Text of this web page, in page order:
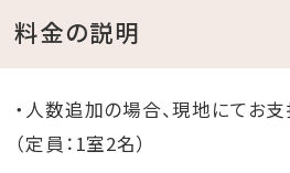
琉球温泉 瀬長島ホテル
沖縄の絶景と癒しを堪能する極
料金の説明
・人数追加の場合、現地にてお支
（定員：1室2名）